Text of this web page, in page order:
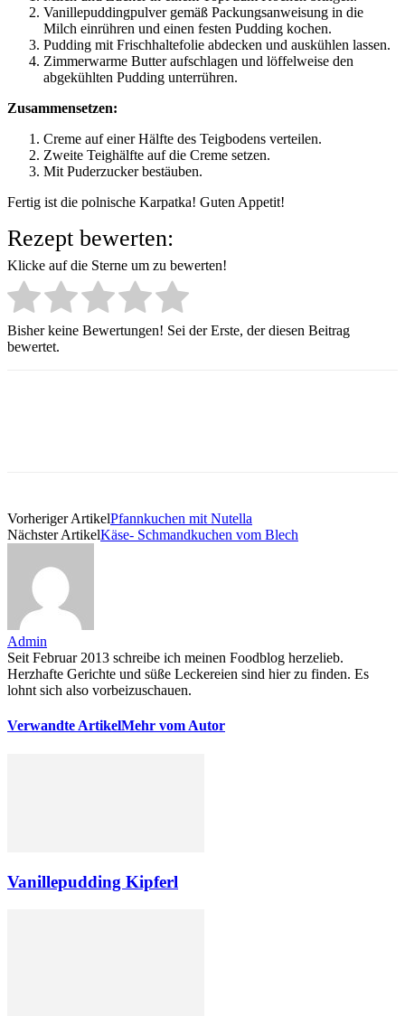
Vanillepuddingpulver gemäß Packungsanweisung in die
Milch einrühren und einen festen Pudding kochen.
Pudding mit Frischhaltefolie abdecken und auskühlen lassen.
Zimmerwarme Butter aufschlagen und löffelweise den
abgekühlten Pudding unterrühren.
Zusammensetzen:
Creme auf einer Hälfte des Teigbodens verteilen.
Zweite Teighälfte auf die Creme setzen.
Mit Puderzucker bestäuben.
Fertig ist die polnische Karpatka! Guten Appetit!
Rezept bewerten:
Klicke auf die Sterne um zu bewerten!
Bisher keine Bewertungen! Sei der Erste, der diesen Beitrag
bewertet.
Vorheriger ArtikelPfannkuchen mit Nutella
Nächster ArtikelKäse- Schmandkuchen vom Blech
Admin
Seit Februar 2013 schreibe ich meinen Foodblog herzelieb.
Herzhafte Gerichte und süße Leckereien sind hier zu finden. Es
lohnt sich also vorbeizuschauen.
Verwandte ArtikelMehr vom Autor
Vanillepudding Kipferl